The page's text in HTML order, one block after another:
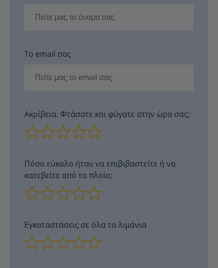
Το email σας
Ακρίβεια. Φτάσατε και φύγατε στην ώρα σας;
Πόσο εύκολο ήταν να επιβιβαστείτε ή να
κατεβείτε από το πλοίο;
Εγκαταστάσεις σε όλα τα λιμάνια